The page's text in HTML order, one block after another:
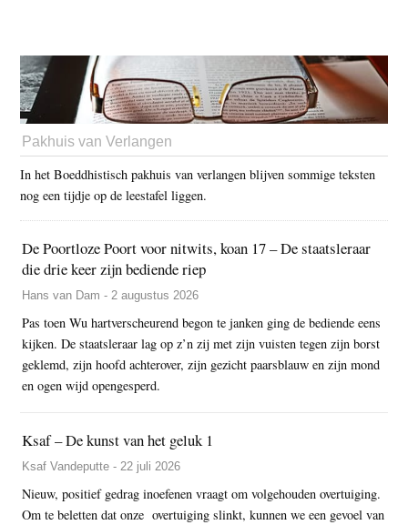
Pakhuis van Verlangen
In het Boeddhistisch pakhuis van verlangen blijven sommige teksten
nog een tijdje op de leestafel liggen.
De Poortloze Poort voor nitwits, koan 17 – De staatsleraar
die drie keer zijn bediende riep
Hans van Dam - 2 augustus 2026
Pas toen Wu hartverscheurend begon te janken ging de bediende eens
kijken. De staatsleraar lag op z’n zij met zijn vuisten tegen zijn borst
geklemd, zijn hoofd achterover, zijn gezicht paarsblauw en zijn mond
en ogen wijd opengesperd.
Ksaf – De kunst van het geluk 1
Ksaf Vandeputte - 22 juli 2026
Nieuw, positief gedrag inoefenen vraagt om volgehouden overtuiging.
Om te beletten dat onze overtuiging slinkt, kunnen we een gevoel van